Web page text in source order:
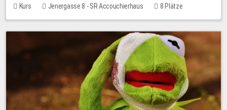
Kurs Jenergasse 8 - SR Accouchierhaus 8 Plätze